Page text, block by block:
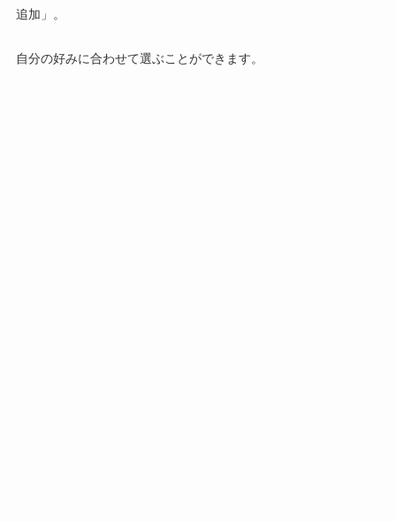
追加」。
自分の好みに合わせて選ぶことができます。